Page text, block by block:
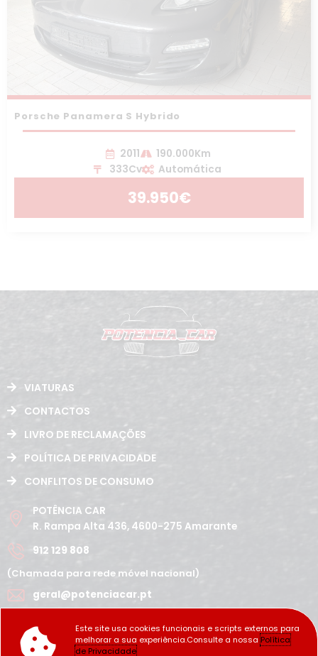
Porsche Panamera S Hybrido
2011
190.000Km
333Cv
Automática
39.950€
VIATURAS
CONTACTOS
LIVRO DE RECLAMAÇÕES
POLÍTICA DE PRIVACIDADE
CONFLITOS DE CONSUMO
POTÊNCIA CAR
R. Rampa Alta 436, 4600-275 Amarante
912 129 808
(Chamada para rede móvel nacional)
geral@potenciacar.pt
10:00h - 12:30h | 14h 19:30h
Domingo
Este site usa cookies funcionais e scripts externos para
melhorar a sua experiência.Consulte a nossaPolítica
de Privacidade